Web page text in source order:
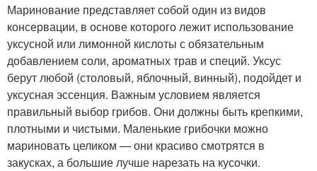
Маринование представляет собой один из видов
консервации, в основе которого лежит использование
уксусной или лимонной кислоты с обязательным
добавлением соли, ароматных трав и специй. Уксус
берут любой (столовый, яблочный, винный), подойдет и
уксусная эссенция. Важным условием является
правильный выбор грибов. Они должны быть крепкими,
плотными и чистыми. Маленькие грибочки можно
мариновать целиком — они красиво смотрятся в
закусках, а большие лучше нарезать на кусочки.